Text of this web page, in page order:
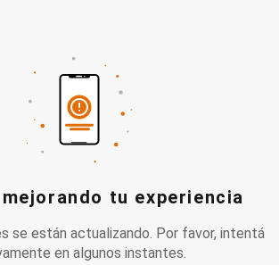
tu experiencia
se están actualizando. Por favor, intentá
en algunos instantes.